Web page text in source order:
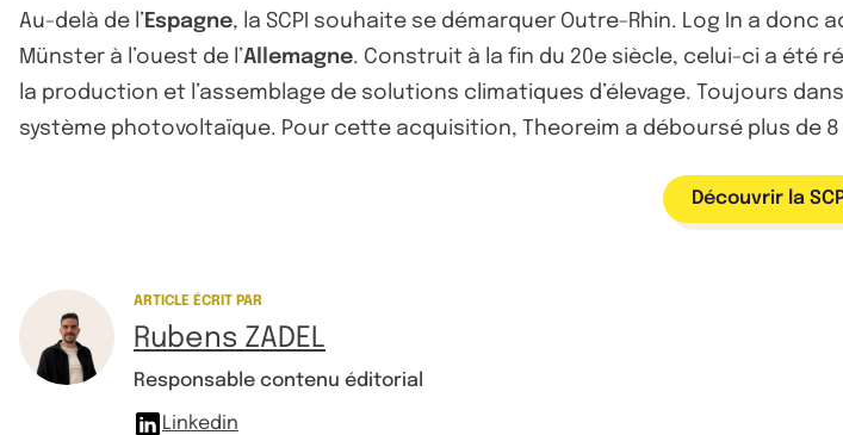
Au-delà de l’Espagne, la SCPI souhaite se démarquer Outre-Rhin. Log In a
Münster à l’ouest de l’Allemagne. Construit à la fin du 20e siècle, celui-ci a été
la production et l’assemblage de solutions climatiques d’élevage. Toujours
système photovoltaïque. Pour cette acquisition, Theoreim a déboursé plus de 8
Découvrir la
ARTICLE ÉCRIT PAR
Rubens ZADEL
Responsable contenu éditorial
Linkedin